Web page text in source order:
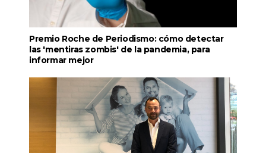
Premio Roche de Periodismo: cómo detectar
las 'mentiras zombis' de la pandemia, para
informar mejor